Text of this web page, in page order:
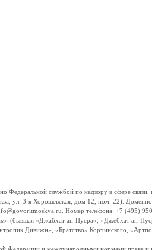
службой по надзору в сфере
ул. 3-я Хорошевская, дом 12, пом. 22).
Номер телефона: +7 (495)
(бывшая «Джабхат ан-Нусра», «Джебхат ан-
Дивижн», «Братство» Корчинского,